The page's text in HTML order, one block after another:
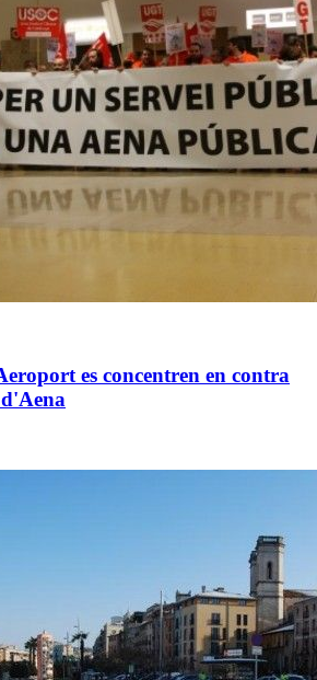
es concentren en contra